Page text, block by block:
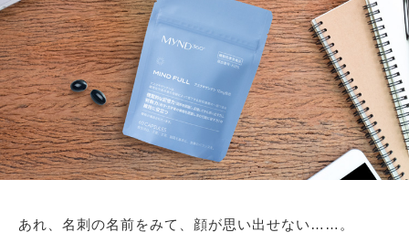
あれ、名刺の名前をみて、顔が思い出せない……。